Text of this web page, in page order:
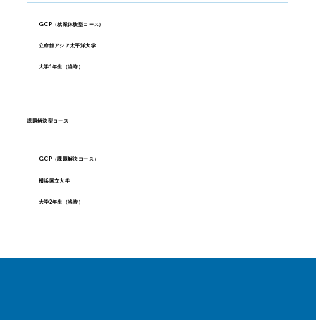
GCP（就業体験型コース）
立命館アジア太平洋大学
大学1年生（当時）
課題解決型コース
GCP（課題解決コース）
横浜国立大学
大学2年生（当時）